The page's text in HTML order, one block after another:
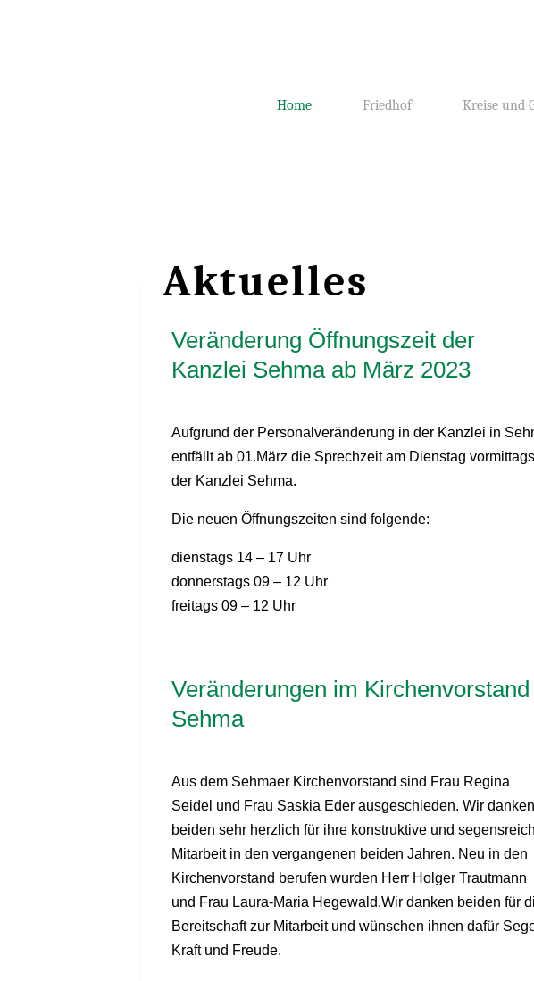
Home Friedhof Kreise und
Aktuelles
Veränderung Öffnungszeit der
Kanzlei Sehma ab März 2023
Aufgrund der Personalveränderung in der Kanzlei in
entfällt ab 01.März die Sprechzeit am Dienstag
der Kanzlei Sehma.
Die neuen Öffnungszeiten sind folgende:
dienstags 14 – 17 Uhr
donnerstags 09 – 12 Uhr
freitags 09 – 12 Uhr
Veränderungen im Kirchenvorstand
Sehma
Aus dem Sehmaer Kirchenvorstand sind Frau Regina
Seidel und Frau Saskia Eder ausgeschieden. Wir danken
beiden sehr herzlich für ihre konstruktive und
Mitarbeit in den vergangenen beiden Jahren. Neu in den
Kirchenvorstand berufen wurden Herr Holger Trautmann
und Frau Laura-Maria Hegewald.Wir danken beiden für
Bereitschaft zur Mitarbeit und wünschen ihnen dafür
Kraft und Freude.